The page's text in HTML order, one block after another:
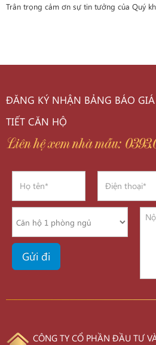
Trân trọng cảm ơn sự tin tưởng của Quý
ĐĂNG KÝ NHẬN BẢNG BÁO
TIẾT CĂN HỘ
Liên hệ xem nhà mẫu:
CÔNG TY CỔ PHẦN ĐẦU TƯ